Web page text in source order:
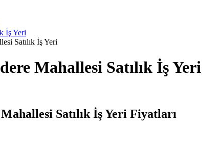
İş Yeri
Satılık İş Yeri
Mahallesi Satılık İş Yeri
Satılık İş Yeri Fiyatları